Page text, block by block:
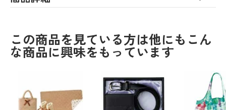
この商品を見ている方は他にもこん
な商品に興味をもっています